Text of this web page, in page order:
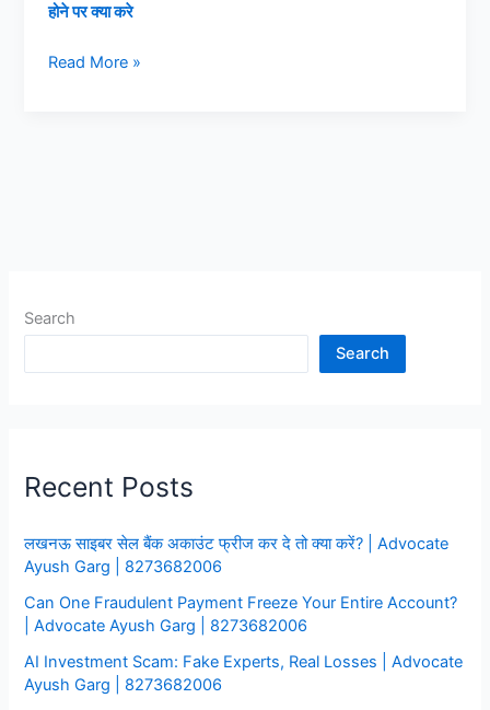
होने पर क्या करे
राजकोट
करें?
Read More »
Search
Search
Recent Posts
लखनऊ साइबर सेल बैंक अकाउंट फ्रीज कर दे तो क्या करें? | Advocate
Ayush Garg | 8273682006
Can One Fraudulent Payment Freeze Your Entire Account?
| Advocate Ayush Garg | 8273682006
AI Investment Scam: Fake Experts, Real Losses | Advocate
Ayush Garg | 8273682006